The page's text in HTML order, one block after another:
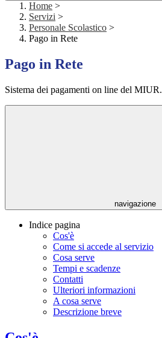
Home >
Servizi >
Personale Scolastico >
Pago in Rete
Pago in Rete
Sistema dei pagamenti on line del MIUR.
navigazione
Indice pagina
Cos'è
Come si accede al servizio
Cosa serve
Tempi e scadenze
Contatti
Ulteriori informazioni
A cosa serve
Descrizione breve